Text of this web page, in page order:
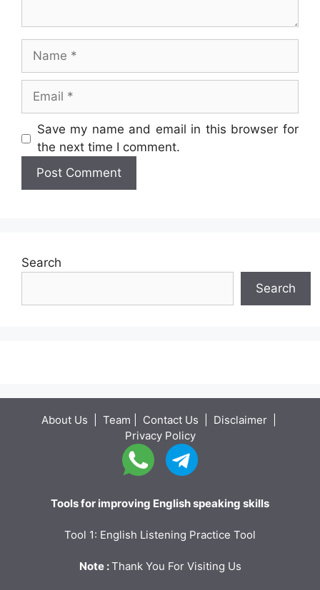
Name
Email
Website
Save my name and email in this browser for
the next time I comment.
Search
Search
About Us Team Contact Us Disclaimer
Privacy Policy
Tools for improving English speaking skills
Tool 1: English Listening Practice Tool
Note :Thank You For Visiting Us